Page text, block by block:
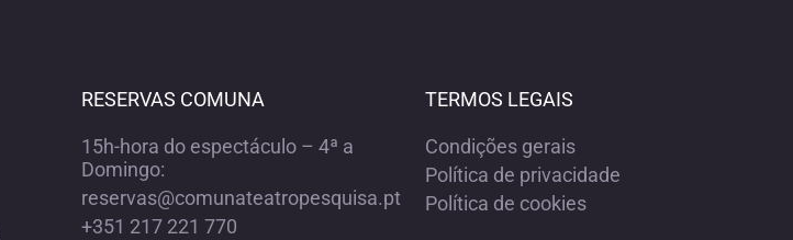
RESERVAS COMUNA
15h-hora do espectáculo – 4ª a
Domingo:
reservas@comunateatropesquisa.pt
+351 217 221 770
TERMOS LEGAIS
Condições gerais
Política de privacidade
Política de cookies